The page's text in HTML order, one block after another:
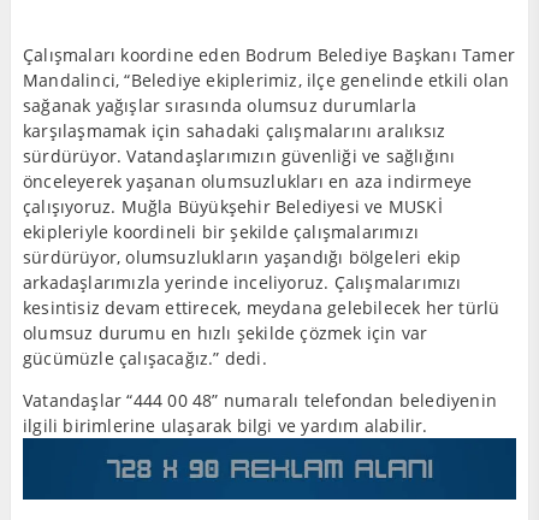
Çalışmaları koordine eden Bodrum Belediye Başkanı Tamer
Mandalinci, “Belediye ekiplerimiz, ilçe genelinde etkili olan
sağanak yağışlar sırasında olumsuz durumlarla
karşılaşmamak için sahadaki çalışmalarını aralıksız
sürdürüyor. Vatandaşlarımızın güvenliği ve sağlığını
önceleyerek yaşanan olumsuzlukları en aza indirmeye
çalışıyoruz. Muğla Büyükşehir Belediyesi ve MUSKİ
ekipleriyle koordineli bir şekilde çalışmalarımızı
sürdürüyor, olumsuzlukların yaşandığı bölgeleri ekip
arkadaşlarımızla yerinde inceliyoruz. Çalışmalarımızı
kesintisiz devam ettirecek, meydana gelebilecek her türlü
olumsuz durumu en hızlı şekilde çözmek için var
gücümüzle çalışacağız.” dedi.
Vatandaşlar “444 00 48” numaralı telefondan belediyenin
ilgili birimlerine ulaşarak bilgi ve yardım alabilir.